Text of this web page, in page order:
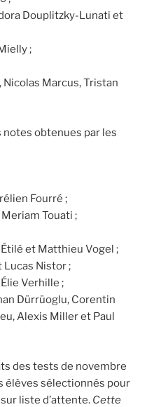
Douplitzky-Lunati et
;
Marcus, Tristan
obtenues par les
Fourré ;
Touati ;
et Matthieu Vogel ;
Lucas Nistor ;
Verhille ;
Dürrüoglu, Corentin
Alexis Miller et Paul
des tests de novembre
élèves sélectionnés pour
liste d’attente. Cette